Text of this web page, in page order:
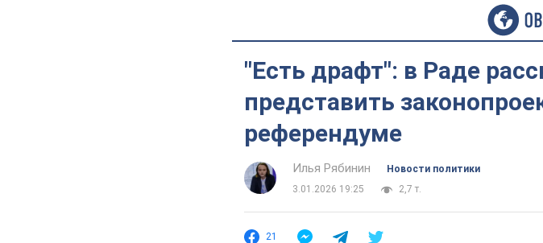
"Есть драфт": в Раде
представить
референдуме
Илья Рябинин
Новости политики
3.01.2026 19:25
2,7 т.
21